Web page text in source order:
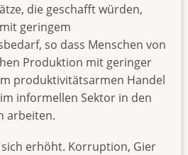
die geschafft würden,
geringem
so dass Menschen von
Produktion mit geringer
produktivitätsarmen Handel
informellen Sektor in den
arbeiten.
erhöht. Korruption, Gier